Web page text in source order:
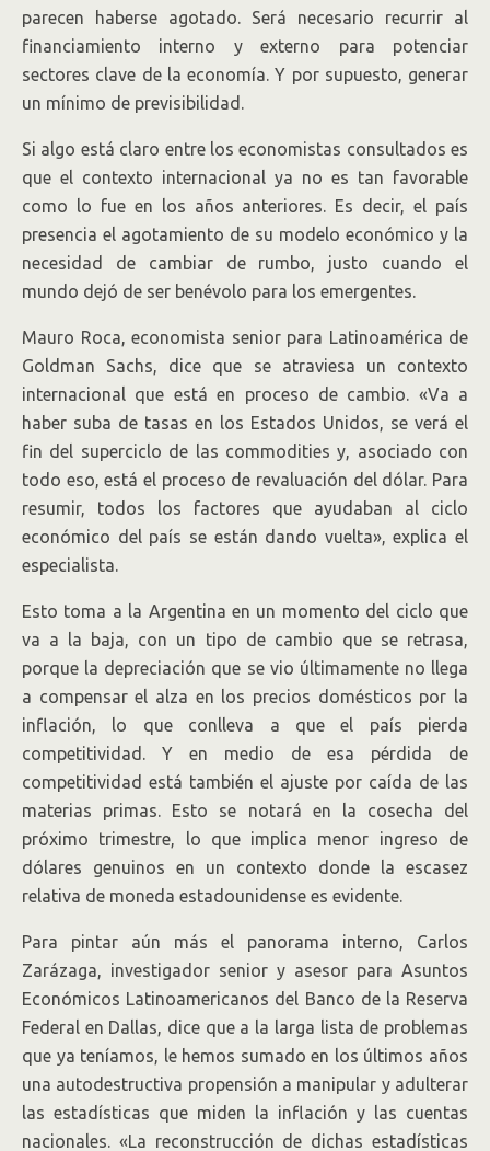
parecen haberse agotado. Será necesario recurrir al
financiamiento interno y externo para potenciar
sectores clave de la economía. Y por supuesto, generar
un mínimo de previsibilidad.
Si algo está claro entre los economistas consultados es
que el contexto internacional ya no es tan favorable
como lo fue en los años anteriores. Es decir, el país
presencia el agotamiento de su modelo económico y la
necesidad de cambiar de rumbo, justo cuando el
mundo dejó de ser benévolo para los emergentes.
Mauro Roca, economista senior para Latinoamérica de
Goldman Sachs, dice que se atraviesa un contexto
internacional que está en proceso de cambio. «Va a
haber suba de tasas en los Estados Unidos, se verá el
fin del superciclo de las commodities y, asociado con
todo eso, está el proceso de revaluación del dólar. Para
resumir, todos los factores que ayudaban al ciclo
económico del país se están dando vuelta», explica el
especialista.
Esto toma a la Argentina en un momento del ciclo que
va a la baja, con un tipo de cambio que se retrasa,
porque la depreciación que se vio últimamente no llega
a compensar el alza en los precios domésticos por la
inflación, lo que conlleva a que el país pierda
competitividad. Y en medio de esa pérdida de
competitividad está también el ajuste por caída de las
materias primas. Esto se notará en la cosecha del
próximo trimestre, lo que implica menor ingreso de
dólares genuinos en un contexto donde la escasez
relativa de moneda estadounidense es evidente.
Para pintar aún más el panorama interno, Carlos
Zarázaga, investigador senior y asesor para Asuntos
Económicos Latinoamericanos del Banco de la Reserva
Federal en Dallas, dice que a la larga lista de problemas
que ya teníamos, le hemos sumado en los últimos años
una autodestructiva propensión a manipular y adulterar
las estadísticas que miden la inflación y las cuentas
nacionales. «La reconstrucción de dichas estadísticas